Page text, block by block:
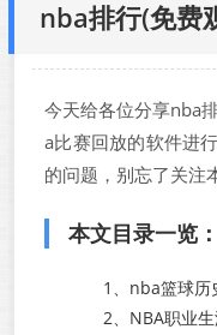
nba排行(免费
今天给各位分享nba
a比赛回放的软件进
的问题，别忘了关注
本文目录一览：
1、 nba篮球历
2、 NBA职业